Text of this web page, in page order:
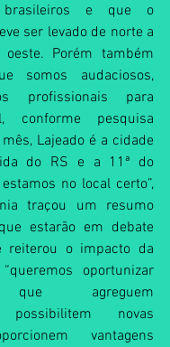
brasileiros e que o
ser levado de norte a
Porém também
somos audaciosos,
profissionais para
conforme pesquisa
Lajeado é a cidade
do RS e a 11ª do
no local certo”,
traçou um resumo
estarão em debate
reiterou o impacto da
oportunizar
que agreguem
possibilitem novas
vantagens